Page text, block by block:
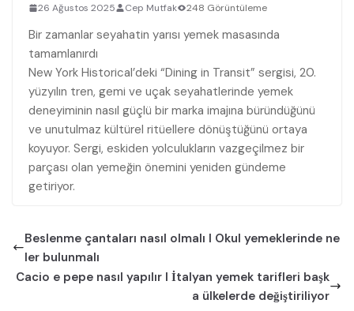
26 Ağustos 2025 Cep Mutfak 248 Görüntüleme
Bir zamanlar seyahatin yarısı yemek masasında
tamamlanırdı
New York Historical’deki “Dining in Transit” sergisi, 20.
yüzyılın tren, gemi ve uçak seyahatlerinde yemek
deneyiminin nasıl güçlü bir marka imajına büründüğünü
ve unutulmaz kültürel ritüellere dönüştüğünü ortaya
koyuyor. Sergi, eskiden yolculukların vazgeçilmez bir
parçası olan yemeğin önemini yeniden gündeme
getiriyor.
Beslenme çantaları nasıl olmalı I Okul yemeklerinde ne
ler bulunmalı
Cacio e pepe nasıl yapılır I İtalyan yemek tarifleri başk
a ülkelerde değiştiriliyor